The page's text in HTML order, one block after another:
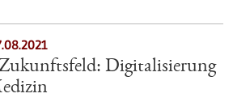
Zukunftsfeld: Digitalisierung